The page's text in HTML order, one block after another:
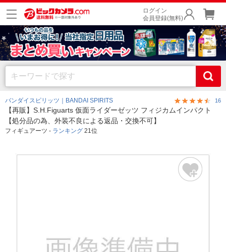
ログイン
会員登録(無料)
バンダイスピリッツ｜BANDAI SPIRITS 16
【再販】S.H.Figuarts 仮面ライダーゼッツ フィジカムインパクト
【処分品の為、外装不良による返品・交換不可】
フィギュアーツ - ランキング 21位